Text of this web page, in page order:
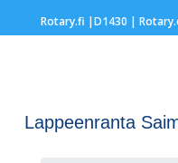
Rotary.fi |D1430 |
Lappeenranta